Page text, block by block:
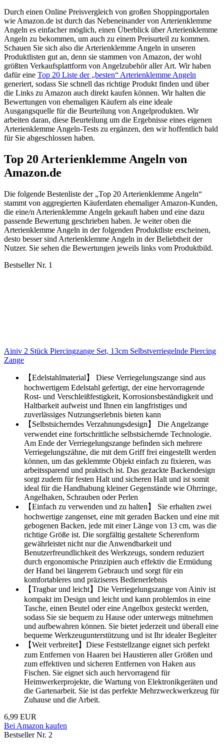
Durch einen Online Preisvergleich von großen Shoppingportalen
wie Amazon.de ist durch das Nebeneinander von Arterienklemme
Angeln es einfacher möglich, einen Überblick über Arterienklemme
Angeln zu bekommen, um auch zu einem Preisurteil zu kommen.
Schauen Sie sich also die Arterienklemme Angeln in unseren
Produktlisten gut an, denn sie stammen von Amazon, der wohl
größten Verkaufsplattform von Angelzubehör aller Art. Wir haben
dafür eine Top 20 Liste der „besten“ Arterienklemme Angeln
generiert, sodass Sie schnell das richtige Produkt finden und über
die Links zu Amazon auch direkt kaufen können. Wir halten die
Bewertungen von ehemaligen Käufern als eine ideale
Ausgangsquelle für die Beurteilung von Angelprodukten. Wir
arbeiten daran, diese Beurteilung um die Ergebnisse eines eigenen
Arterienklemme Angeln-Tests zu ergänzen, den wir hoffentlich bald
für Sie abgeschlossen haben.
Top 20 Arterienklemme Angeln von
Amazon.de
Die folgende Bestenliste der „Top 20 Arterienklemme Angeln“
stammt von aggregierten Käuferdaten ehemaliger Amazon-Kunden,
die eine/n Arterienklemme Angeln gekauft haben und eine dazu
passende Bewertung geschrieben haben. Je weiter oben die
Arterienklemme Angeln in der folgenden Produktliste erscheinen,
desto besser sind Arterienklemme Angeln in der Beliebtheit der
Nutzer. Sie sehen die Bewertungen jeweils links vom Produktbild.
Bestseller Nr. 1
Ainiv 2 Stück Piercingzange Set, 13cm Selbstverriegelnde Piercing
Zange
【Edelstahlmaterial】 Diese Verriegelungszange sind aus
hochwertigem Edelstahl gefertigt, der eine hervorragende
Rost- und Verschleißfestigkeit, Korrosionsbeständigkeit und
Haltbarkeit aufweist und Ihnen ein langfristiges und
zuverlässiges Nutzungserlebnis bieten kann
【Selbstsicherndes Verzahnungsdesign】 Die Angelzange
verwendet eine fortschrittliche selbstsichernde Technologie.
Am Ende der Verriegelungszange befinden sich mehrere
Verriegelungszähne, die mit dem Griff frei eingestellt werden
können, um das geklemmte Objekt einfach zu fixieren, was
arbeitssparend und praktisch ist. Das gezackte Backendesign
sorgt zudem für festen Halt und sicheren Halt und ist somit
ideal für die Handhabung kleiner Gegenstände wie Ohrringe,
Angelhaken, Schrauben oder Perlen
【Einfach zu verwenden und zu halten】 Sie erhalten zwei
hochwertige zangenset, eine mit geraden Backen und eine mit
gebogenen Backen, jede mit einer Länge von 13 cm, was die
richtige Größe ist. Die sorgfältig gestaltete Scherenform
gewährleistet nicht nur die Anwendbarkeit und
Benutzerfreundlichkeit des Werkzeugs, sondern reduziert
durch ergonomische Prinzipien auch effektiv die Ermüdung
der Hand bei längerem Gebrauch und sorgt für ein
komfortableres und präziseres Bedienerlebnis
【Tragbar und leicht】Die Verriegelungszange von Ainiv ist
kompakt im Design und leicht und kann problemlos in eine
Tasche, einen Beutel oder eine Angelbox gesteckt werden,
sodass Sie sie bequem zu Hause oder unterwegs mitnehmen
und aufbewahren können. Sie bietet jederzeit und überall eine
bequeme Werkzeugunterstützung und ist Ihr idealer Begleiter
【Weit verbreitet】Diese Feststellzange eignet sich perfekt
zum Entfernen von Haaren bei Haustieren aller Größen und
zum effektiven und sicheren Entfernen von Haken aus
Fischen. Sie eignet sich auch hervorragend für
Heimwerkerprojekte, die Wartung von Elektronikgeräten und
die Gartenarbeit. Sie ist das perfekte Mehrzweckwerkzeug für
Zuhause und die Arbeit.
6,99 EUR
Bei Amazon kaufen
Bestseller Nr. 2